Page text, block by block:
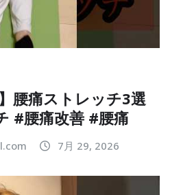
腰痛ストレッチ3選
#腰痛改善 #腰痛
7月 29, 2026